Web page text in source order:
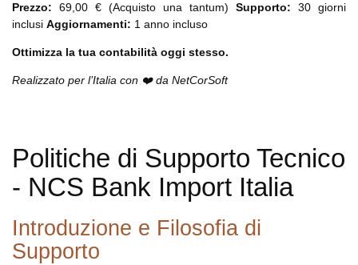
Prezzo: 69,00 € (Acquisto una tantum) Supporto: 30 giorni
inclusi Aggiornamenti: 1 anno incluso
Ottimizza la tua contabilità oggi stesso.
Realizzato per l’Italia con ❤️ da NetCorSoft
Politiche di Supporto Tecnico
- NCS Bank Import Italia
Introduzione e Filosofia di
Supporto